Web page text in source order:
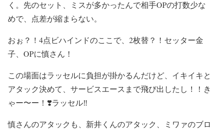
く。先のセット、ミスが多かったんで相手OPの打数少な
めで、点差が縮まらない。
おぉ？！4点ビハインドのここで、2枚替？！セッター金
子、OPに慎さん！
この場面はラッセルに負担が掛かるんだけど、イキイキと
アタック決めて、サービスエースまで飛び出したし！！き
ゃー〜ー！❣️ラッセル‼️
慎さんのアタックも、新井くんのアタック、ミワァのブロ